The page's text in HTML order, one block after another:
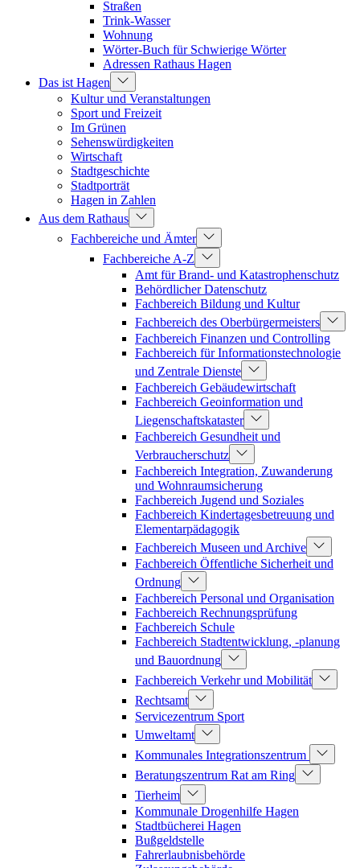
Straßen
Trink-Wasser
Wohnung
Wörter-Buch für Schwierige Wörter
Adressen Rathaus Hagen
Das ist Hagen
Kultur und Veranstaltungen
Sport und Freizeit
Im Grünen
Sehenswürdigkeiten
Wirtschaft
Stadtgeschichte
Stadtporträt
Hagen in Zahlen
Aus dem Rathaus
Fachbereiche und Ämter
Fachbereiche A-Z
Amt für Brand- und Katastrophenschutz
Behördlicher Datenschutz
Fachbereich Bildung und Kultur
Fachbereich des Oberbürgermeisters
Fachbereich Finanzen und Controlling
Fachbereich für Informationstechnologie
und Zentrale Dienste
Fachbereich Gebäudewirtschaft
Fachbereich Geoinformation und
Liegenschaftskataster
Fachbereich Gesundheit und
Verbraucherschutz
Fachbereich Integration, Zuwanderung
und Wohnraumsicherung
Fachbereich Jugend und Soziales
Fachbereich Kindertagesbetreuung und
Elementarpädagogik
Fachbereich Museen und Archive
Fachbereich Öffentliche Sicherheit und
Ordnung
Fachbereich Personal und Organisation
Fachbereich Rechnungsprüfung
Fachbereich Schule
Fachbereich Stadtentwicklung, -planung
und Bauordnung
Fachbereich Verkehr und Mobilität
Rechtsamt
Servicezentrum Sport
Umweltamt
Kommunales Integrationszentrum
Beratungszentrum Rat am Ring
Tierheim
Kommunale Drogenhilfe Hagen
Stadtbücherei Hagen
Bußgeldstelle
Fahrerlaubnisbehörde